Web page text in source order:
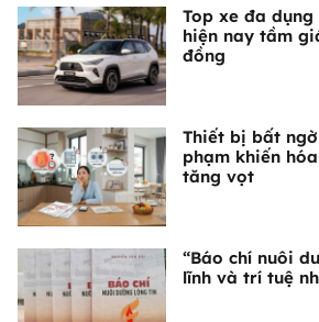
Top xe đa
hiện nay tầm
đồng
Thiết bị bất
phạm khiến
tăng vọt
“Báo chí nuôi
lĩnh và trí tuệ